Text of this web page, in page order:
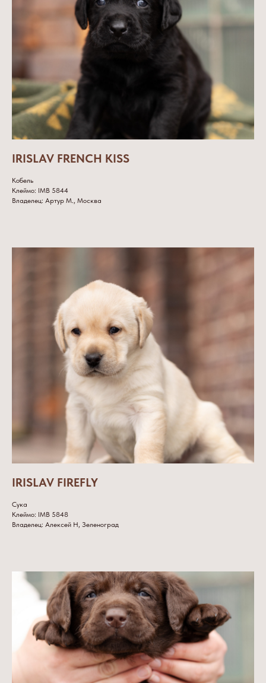
IRISLAV FRENCH KISS
Кобель
Клеймо: IMB 5844
Владелец: Артур М., Москва
IRISLAV FIREFLY
Сука
Клеймо: IMB 5848
Владелец: Алексей Н, Зеленоград